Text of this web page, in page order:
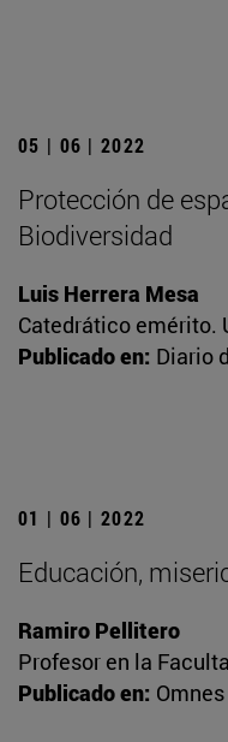
05 | 06 | 2022
Protección de
Biodiversidad
Luis Herrera Mesa
Catedrático emérito.
Publicado en: Diario
01 | 06 | 2022
Educación,
Ramiro Pellitero
Profesor en la
Publicado en: Omnes